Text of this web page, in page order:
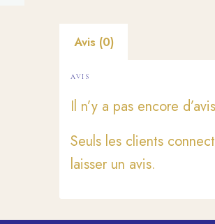
Avis (0)
AVIS
Il n’y a pas encore
Seuls les clients
laisser un avis.